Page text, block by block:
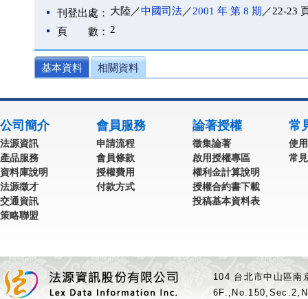
刊登出處： 大陸／中國司法／2001 年 第 8 期 ／22-23
頁 數： 2
基本資料 相關資料
公司簡介
法源資訊
產品服務
資料庫說明
法源徵才
交通資訊
策略聯盟
會員服務
申請流程
會員條款
授權費用
付款方式
論著授權
徵集論著
啟用授權專區
權利金計算說明
授權合約書下載
投稿基本資料表
常
使
常
104 台北市中山區